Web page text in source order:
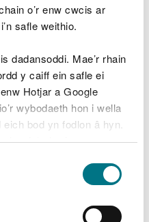
o’r enw cwcis ar
safle weithio.
dadansoddi. Mae’r rhain
y caiff ein safle ei
Hotjar a Google
wybodaeth hon i wella
bod yn fodlon â hyn.
eich dewis.
cyn i chi ddewis.
dros y pum diwrnod
eich ardal
heolydd oherwydd
hunain